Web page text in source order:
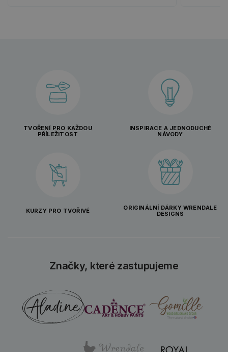
TVOŘENÍ PRO KAŽDOU
PŘÍLEŽITOST
INSPIRACE A JEDNODUCHÉ
NÁVODY
KURZY PRO TVOŘIVÉ
ORIGINÁLNÍ DÁRKY WRENDALE
DESIGNS
Značky, které zastupujeme